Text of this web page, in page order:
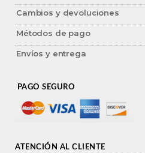
Cambios y devoluciones
Métodos de pago
Envíos y entrega
PAGO SEGURO
ATENCIÓN AL CLIENTE